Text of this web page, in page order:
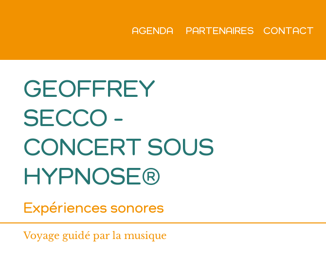
AGENDA PARTENAIRES CONTACT
GEOFFREY
SECCO -
CONCERT SOUS
HYPNOSE®
Expériences sonores
Voyage guidé par la musique